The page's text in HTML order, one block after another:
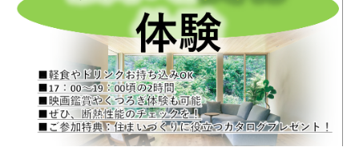
イベント・セミナー・キャンペーン一覧
新着情報一覧
施設・サービス